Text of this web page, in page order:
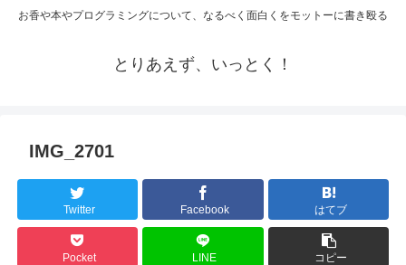
お香や本やプログラミングについて、なるべく面白くをモットーに書き殴る
とりあえず、いっとく！
IMG_2701
Twitter Facebook はてブ
Pocket LINE コピー